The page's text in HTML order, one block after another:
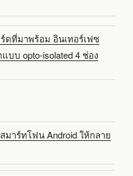
ดที่มาพร้อม อินเทอร์เฟซ
บบ opto-isolated 4 ช่อง
มาร์ทโฟน Android ให้กลาย